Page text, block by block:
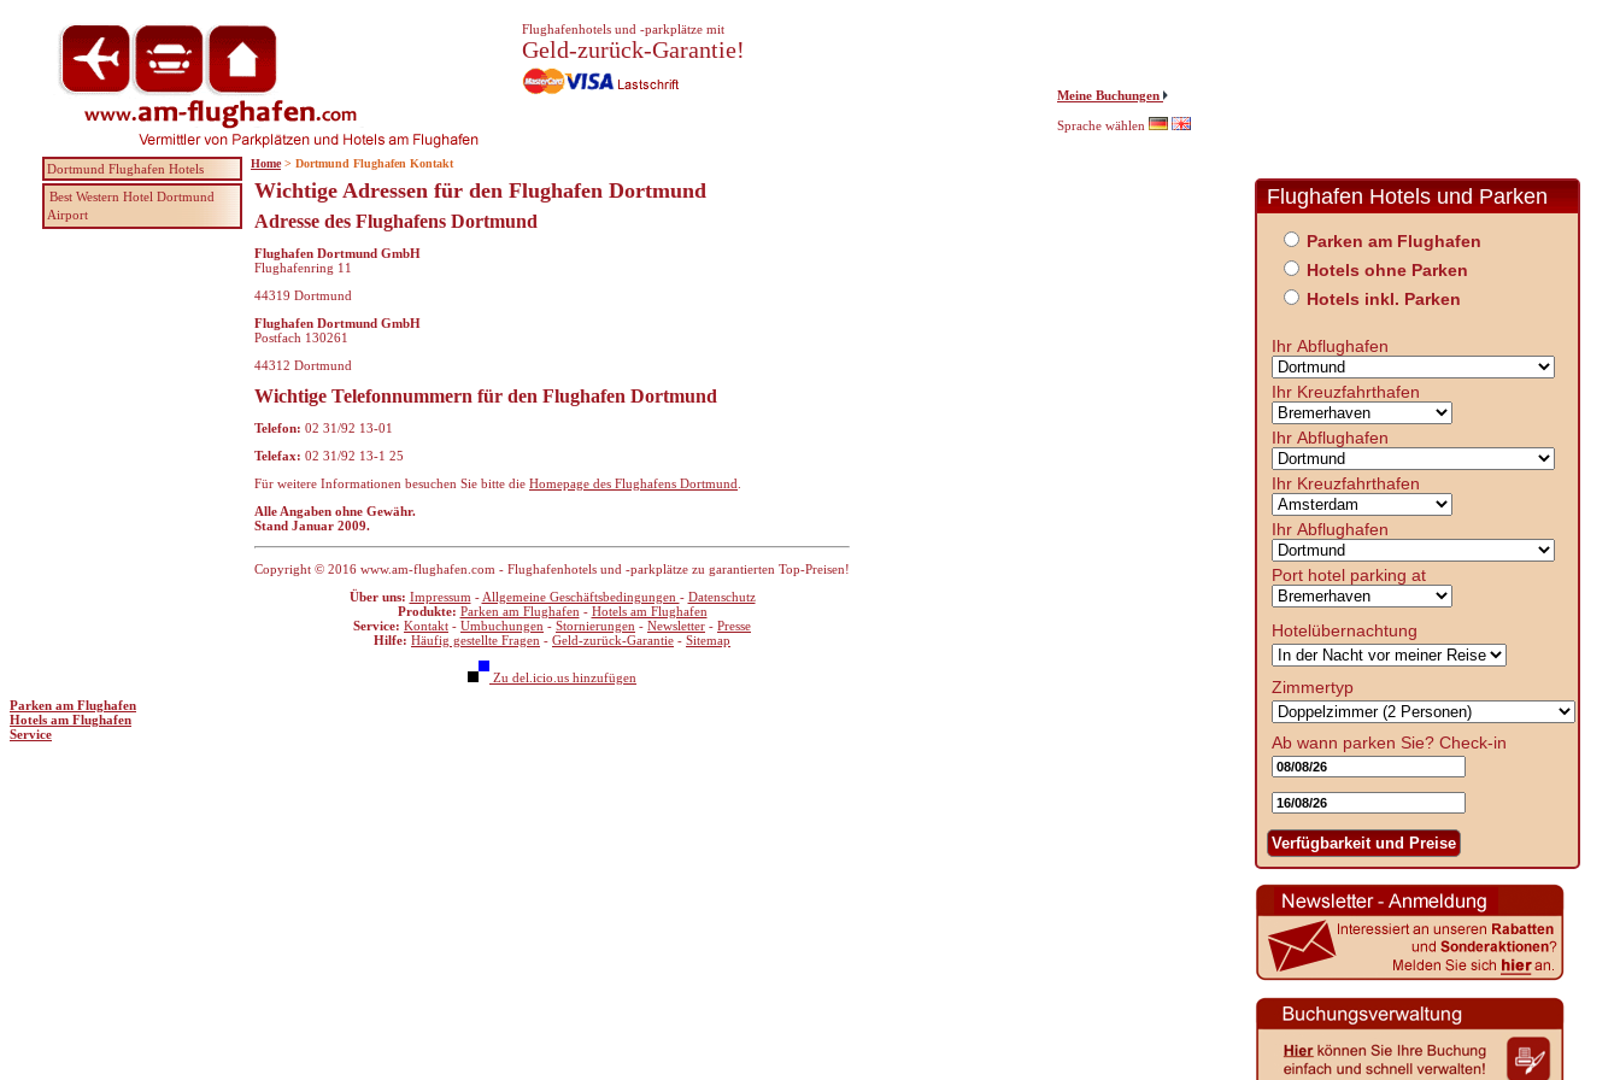
Wichtige Adressen für den Flughafen Dortmund
Adresse des Flughafens Dortmund
Flughafen Dortmund GmbH
Flughafenring 11
44319 Dortmund
Flughafen Dortmund GmbH
Postfach 130261
44312 Dortmund
Wichtige Telefonnummern für den Flughafen Dortmund
Telefon: 02 31/92 13-01
Telefax: 02 31/92 13-1 25
Für weitere Informationen besuchen Sie bitte die Homepage des Flughafens Dortmund
Alle Angaben ohne Gewähr.
Stand Januar 2009.
Copyright © 2016 www.am-flughafen.com - Flughafenhotels und -parkplätze zu garantierten Top-Preisen!
Über uns: Impressum - Allgemeine Geschäftsbedingungen - Datenschutz
Produkte: Parken am Flughafen - Hotels am Flughafen
Service: Kontakt - Umbuchungen - Stornierungen - Newsletter - Presse
Hilfe: Häufig gestellte Fragen - Geld-zurück-Garantie - Sitemap
Zu del.icio.us hinzufügen
Meine Buchungen
Sprache wählen
Dortmund Flughafen Hotels
Best Western Hotel Dortmund
Airport
Parken am Flughafen
Hotels am Flughafen
Service
Flughafen Hotels und Parken
Parken am Flughafen
Hotels ohne Parken
Hotels inkl. Parken
Ihr Abflughafen
Ihr Kreuzfahrthafen
Ihr Abflughafen
Ihr Kreuzfahrthafen
Ihr Abflughafen
Port hotel parking at
Hotelübernachtung
Zimmertyp
Ab wann parken Sie? Check-in
Verfügbarkeit und Preise
Flughafenhotels und -parkplätze mit
Geld-zurück-Garantie!
Home > Dortmund Flughafen Kontakt